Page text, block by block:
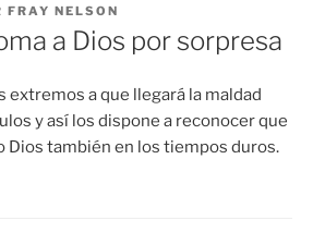
FRAY NELSON
a Dios por sorpresa
extremos a que llegará la maldad
y así los dispone a reconocer que
Dios también en los tiempos duros.